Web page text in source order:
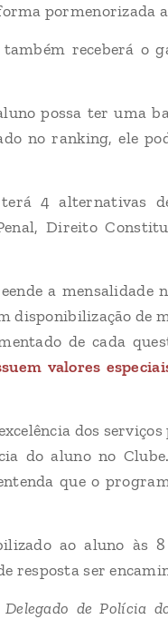
pormenorizada
receberá o
possa ter uma
no ranking, ele
4 alternativas
Direito
a mensalidade
disponibilização de
de cada
valores
dos
do aluno no
que o
ao aluno às
resposta ser
de Polícia